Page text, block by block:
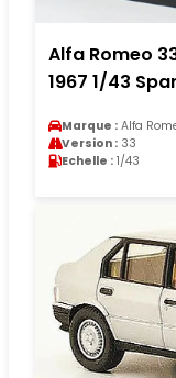
Alfa Romeo
1967 1/43
Marque : Alfa
Version : 33
Echelle : 1/43